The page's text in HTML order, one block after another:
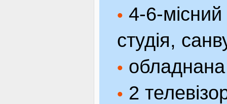
• 4-6-
студія,
• обладнана
• 2